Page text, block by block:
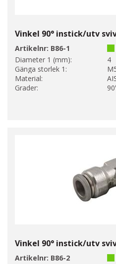
Vinkel 90° instick/utv
Artikelnr: B86-1
Diameter 1 (mm):
4
Gänga storlek 1:
Material:
Grader:
Vinkel 90° instick/utv
Artikelnr: B86-2